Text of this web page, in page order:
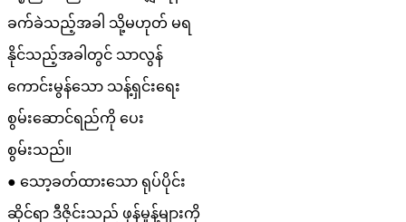
ခက်ခဲသည့်အခါ သို့မဟုတ် မရ
နိုင်သည့်အခါတွင် သာလွန်
ကောင်းမွန်သော သန့်ရှင်းရေး
စွမ်းဆောင်ရည်ကို ပေး
စွမ်းသည်။
● သော့ခတ်ထားသော ရုပ်ပိုင်း
ဆိုင်ရာ ဒီဇိုင်းသည် ဖုန်မှုန့်များကို